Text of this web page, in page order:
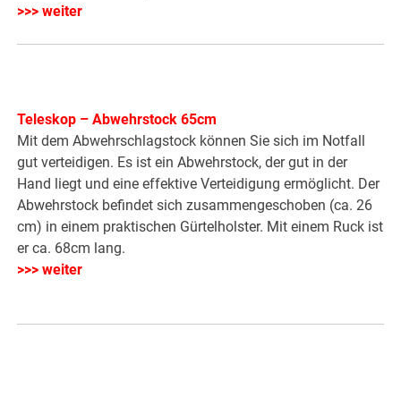
>>> weiter
Teleskop – Abwehrstock 65cm
Mit dem Abwehrschlagstock können Sie sich im Notfall
gut verteidigen. Es ist ein Abwehrstock, der gut in der
Hand liegt und eine effektive Verteidigung ermöglicht. Der
Abwehrstock befindet sich zusammengeschoben (ca. 26
cm) in einem praktischen Gürtelholster. Mit einem Ruck ist
er ca. 68cm lang.
>>> weiter